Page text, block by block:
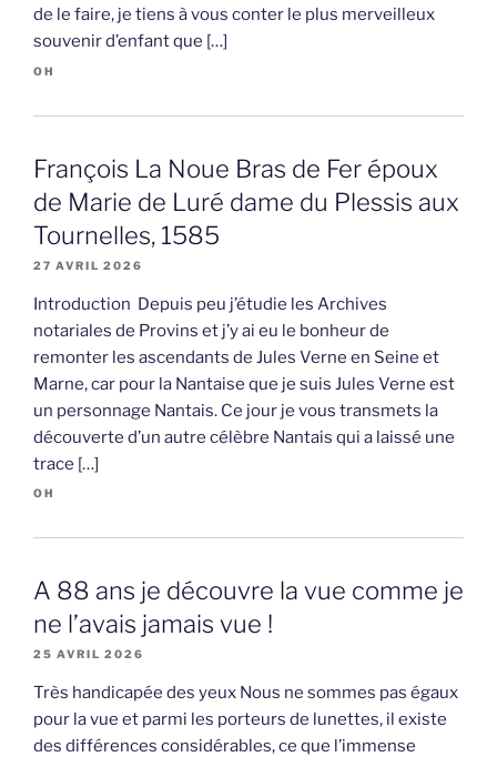
de le faire, je tiens à vous conter le plus merveilleux
souvenir d’enfant que […]
OH
François La Noue Bras de Fer époux
de Marie de Luré dame du Plessis aux
Tournelles, 1585
27 AVRIL 2026
Introduction Depuis peu j’étudie les Archives
notariales de Provins et j’y ai eu le bonheur de
remonter les ascendants de Jules Verne en Seine et
Marne, car pour la Nantaise que je suis Jules Verne est
un personnage Nantais. Ce jour je vous transmets la
découverte d’un autre célèbre Nantais qui a laissé une
trace […]
OH
A 88 ans je découvre la vue comme je
ne l’avais jamais vue !
25 AVRIL 2026
Très handicapée des yeux Nous ne sommes pas égaux
pour la vue et parmi les porteurs de lunettes, il existe
des différences considérables, ce que l’immense